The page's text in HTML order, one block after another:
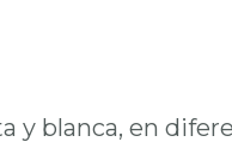
y blanca, en